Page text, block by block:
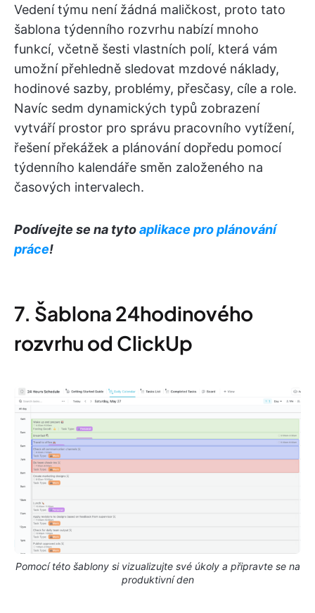
Vedení týmu není žádná maličkost, proto tato
šablona týdenního rozvrhu nabízí mnoho
funkcí, včetně šesti vlastních polí, která vám
umožní přehledně sledovat mzdové náklady,
hodinové sazby, problémy, přesčasy, cíle a role.
Navíc sedm dynamických typů zobrazení
vytváří prostor pro správu pracovního vytížení,
řešení překážek a plánování dopředu pomocí
týdenního kalendáře směn založeného na
časových intervalech.
Podívejte se na tytoaplikace pro plánování
práce!
7. Šablona 24hodinového
rozvrhu od ClickUp
Pomocí této šablony si vizualizujte své úkoly a připravte se na
produktivní den